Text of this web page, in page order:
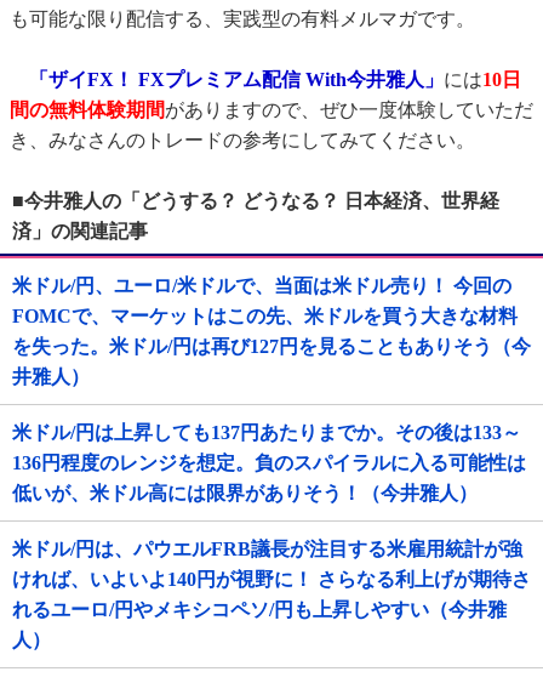
も可能な限り配信する、実践型の有料メルマガです。
「ザイFX！ FXプレミアム配信 With今井雅人」 には10日
間の無料体験期間がありますので、ぜひ一度体験していただ
き、みなさんのトレードの参考にしてみてください。
■今井雅人の「どうする？ どうなる？ 日本経済、世界経
済」の関連記事
米ドル/円、ユーロ/米ドルで、当面は米ドル売り！ 今回の
FOMCで、マーケットはこの先、米ドルを買う大きな材料
を失った。米ドル/円は再び127円を見ることもありそう（今
井雅人）
米ドル/円は上昇しても137円あたりまでか。その後は133～
136円程度のレンジを想定。負のスパイラルに入る可能性は
低いが、米ドル高には限界がありそう！（今井雅人）
米ドル/円は、パウエルFRB議長が注目する米雇用統計が強
ければ、いよいよ140円が視野に！ さらなる利上げが期待さ
れるユーロ/円やメキシコペソ/円も上昇しやすい（今井雅
人）